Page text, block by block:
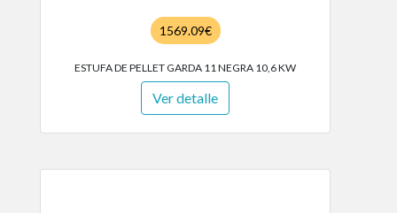
1569.09€
ESTUFA DE PELLET GARDA 11 NEGRA 10,6 KW
Ver detalle